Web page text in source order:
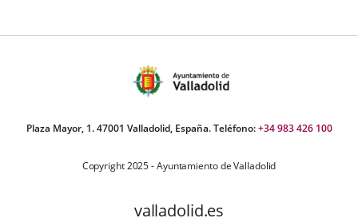
Plaza Mayor, 1. 47001 Valladolid, España. Teléfono:+34 983 426 100
Copyright 2025 - Ayuntamiento de Valladolid
valladolid.es